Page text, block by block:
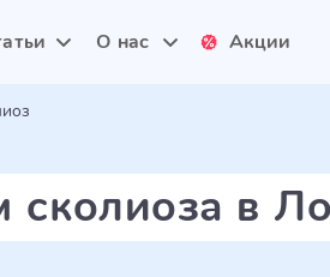
О нас Акции
сколиоза в